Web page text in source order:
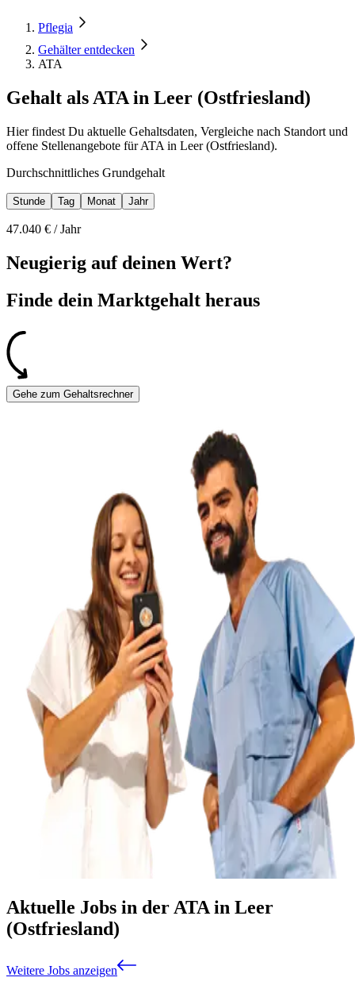
Pflegia
Gehälter entdecken
ATA
Gehalt als ATA in Leer (Ostfriesland)
Hier findest Du aktuelle Gehaltsdaten, Vergleiche nach Standort und
offene Stellenangebote für ATA in Leer (Ostfriesland).
Durchschnittliches Grundgehalt
Stunde Tag Monat Jahr
47.040 € /Jahr
Neugierig auf deinen Wert?
Finde dein Marktgehalt heraus
Gehe zum Gehaltsrechner
Aktuelle Jobs in der ATA in Leer
(Ostfriesland)
Weitere Jobs anzeigen